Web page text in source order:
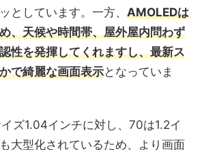
としています。一方、 AMOLEDは
、天候や時間帯、屋外屋内問わず
性を発揮してくれますし、最新ス
で綺麗な画面表示となっていま
ズ1.04インチに対し、70は1.2イ
大型化されているため、より画面